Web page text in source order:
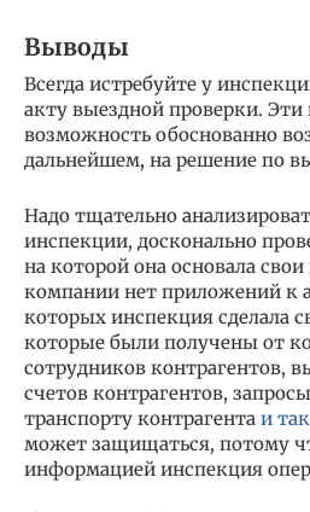
Выводы
Всегда истребуйте у
акту выездной проверки.
возможность обоснованно
дальнейшем, на решение по
Надо тщательно
инспекции, досконально
на которой она основала
компании нет приложений к
которых инспекция сделала
которые были получены от
сотрудников контрагентов,
счетов контрагентов,
транспорту контрагента и
может защищаться, потому
информацией инспекция